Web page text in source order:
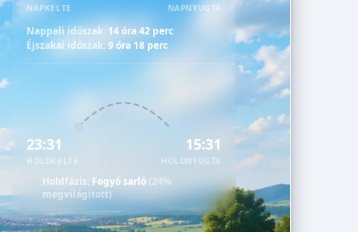
NAPKELTE NAPNYUGTA
Nappali időszak: 14 óra 42 perc
Éjszakai időszak:9 óra 18 perc
23:31
HOLDKELTE
15:31
HOLDNYUGTA
Holdfázis: Fogyó sarló (24%
megvilágított)